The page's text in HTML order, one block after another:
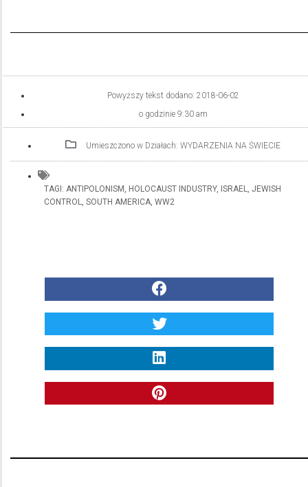
Powyższy tekst dodano: 2018-06-02
o godzinie 9:30 am
Umieszczono w Działach: WYDARZENIA NA ŚWIECIE
TAGI: ANTIPOLONISM , HOLOCAUST INDUSTRY, ISRAEL, JEWISH
CONTROL, SOUTH AMERICA, WW2